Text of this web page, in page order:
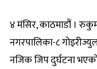
४ मंसिर, काठमाडौं ।
नगरपालिका-८
नजिक जिप दुर्घटना